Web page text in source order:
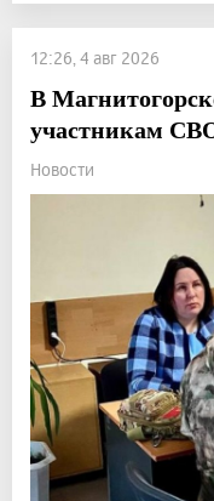
12:26, 4 авг 2026
В
участникам
Новости